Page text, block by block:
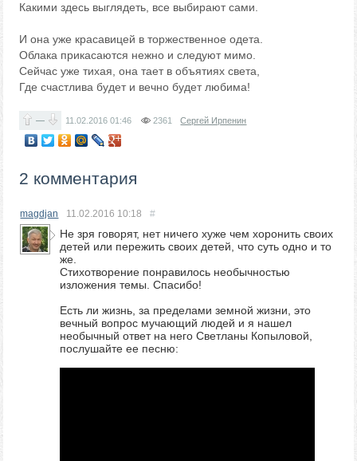
Какими здесь выглядеть, все выбирают сами.
И она уже красавицей в торжественное одета.
Облака прикасаются нежно и следуют мимо.
Сейчас уже тихая, она тает в объятиях света,
Где счастлива будет и вечно будет любима!
— 11.02.201601:46 2361 Сергей Ирпенин
2 комментария
magdjan 11.02.2016 10:18 #
Не зря говорят, нет ничего хуже чем хоронить своих
детей или пережить своих детей, что суть одно и то
же.
Стихотворение понравилось необычностью
изложения темы. Спасибо!
Есть ли жизнь, за пределами земной жизни, это
вечный вопрос мучающий людей и я нашел
необычный ответ на него Светланы Копыловой,
послушайте ее песню: